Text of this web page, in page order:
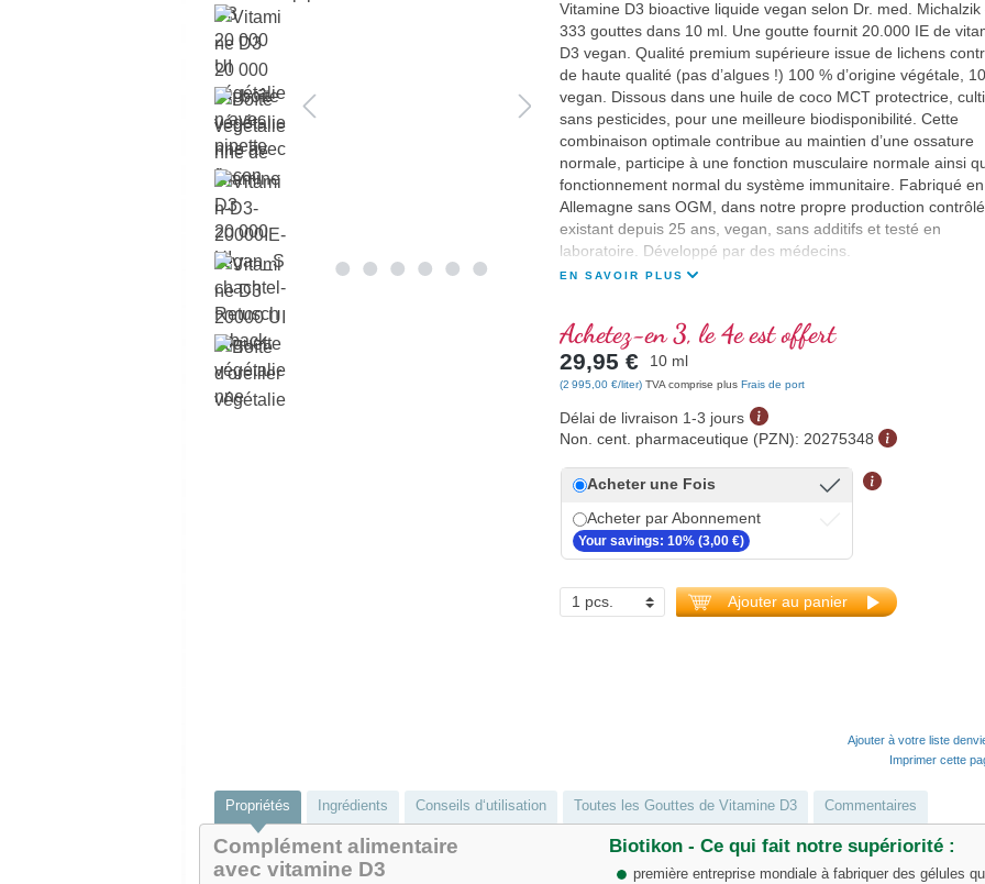
Vitamine D3 bioactive liquide vegan selon Dr. med. Michalzik
333 gouttes dans 10 ml. Une goutte fournit 20.000 IE de
D3 vegan. Qualité premium supérieure issue de lichens
de haute qualité (pas d’algues !) 100 % d’origine végétale,
vegan. Dissous dans une huile de coco MCT protectrice,
sans pesticides, pour une meilleure biodisponibilité. Cette
combinaison optimale contribue au maintien d’une ossature
normale, participe à une fonction musculaire normale ainsi
fonctionnement normal du système immunitaire. Fabriqué en
Allemagne sans OGM, dans notre propre production
existant depuis 25 ans, vegan, sans additifs et testé en
laboratoire. Développé par des médecins.
EN SAVOIR PLUS
Achetez-en 3, le 4e est offert
29,95 € 10 ml
(2 995,00 €/liter) TVA comprise plus Frais de port
Délai de livraison 1-3 jours
Non. cent. pharmaceutique (PZN): 20275348
Acheter une Fois
Acheter par Abonnement
Your savings: 10% (3,00 €)
Ajouter au panier
Ajouter à votre liste
Imprimer cette
Propriétés Ingrédients Conseils d‘utilisation Toutes les Gouttes de Vitamine D3 Commentaires
Complément alimentaire
avec vitamine D3
Biotikon - Ce qui fait notre supériorité :
première entreprise mondiale à fabriquer des gélules